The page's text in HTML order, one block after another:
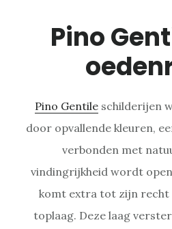
Pino
Pino Gentileschilderijen
door opvallende kleuren,
verbonden met
vindingrijkheid wordt
komt extra tot zijn recht
toplaag. Deze laag